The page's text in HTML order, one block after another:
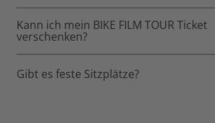
Kann ich mein BIKE FILM TOUR Ticket
verschenken?
Gibt es feste Sitzplätze?